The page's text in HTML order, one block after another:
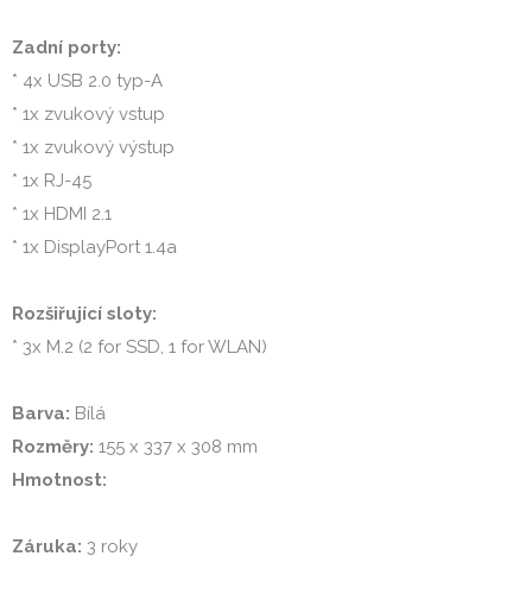
Zadní porty:
* 4x USB 2.0 typ-A
* 1x zvukový vstup
* 1x zvukový výstup
* 1x RJ-45
* 1x HDMI 2.1
* 1x DisplayPort 1.4a
Rozšiřující sloty:
* 3x M.2 (2 for SSD, 1 for WLAN)
Barva:
Rozměry:
Hmotnost:
Záruka: 3 roky